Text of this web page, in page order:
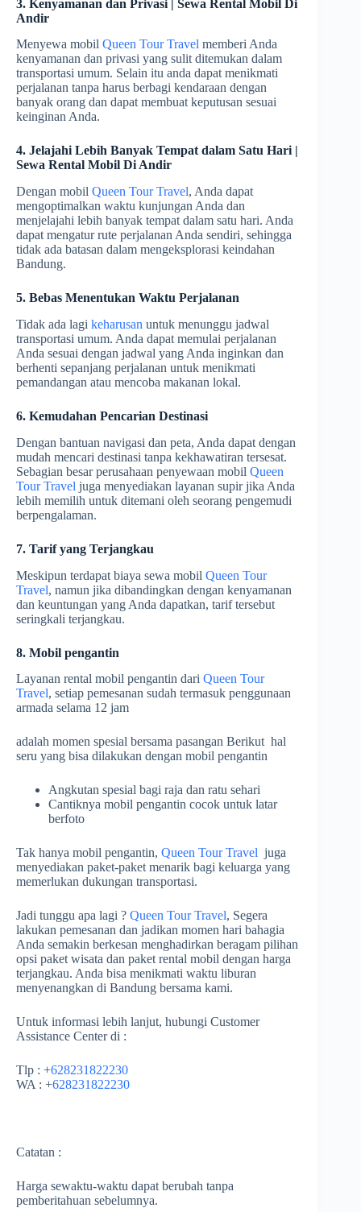
3. Kenyamanan dan Privasi | Sewa Rental Mobil Di
Andir
Menyewa mobil Queen Tour Travel memberi Anda
kenyamanan dan privasi yang sulit ditemukan dalam
transportasi umum. Selain itu anda dapat menikmati
perjalanan tanpa harus berbagi kendaraan dengan
banyak orang dan dapat membuat keputusan sesuai
keinginan Anda.
4. Jelajahi Lebih Banyak Tempat dalam Satu Hari |
Sewa Rental Mobil Di Andir
Dengan mobil Queen Tour Travel, Anda dapat
mengoptimalkan waktu kunjungan Anda dan
menjelajahi lebih banyak tempat dalam satu hari. Anda
dapat mengatur rute perjalanan Anda sendiri, sehingga
tidak ada batasan dalam mengeksplorasi keindahan
Bandung.
5. Bebas Menentukan Waktu Perjalanan
Tidak ada lagi keharusan untuk menunggu jadwal
transportasi umum. Anda dapat memulai perjalanan
Anda sesuai dengan jadwal yang Anda inginkan dan
berhenti sepanjang perjalanan untuk menikmati
pemandangan atau mencoba makanan lokal.
6. Kemudahan Pencarian Destinasi
Dengan bantuan navigasi dan peta, Anda dapat dengan
mudah mencari destinasi tanpa kekhawatiran tersesat.
Sebagian besar perusahaan penyewaan mobil Queen
Tour Travel juga menyediakan layanan supir jika Anda
lebih memilih untuk ditemani oleh seorang pengemudi
berpengalaman.
7. Tarif yang Terjangkau
Meskipun terdapat biaya sewa mobil Queen Tour
Travel, namun jika dibandingkan dengan kenyamanan
dan keuntungan yang Anda dapatkan, tarif tersebut
seringkali terjangkau.
8. Mobil pengantin
Layanan rental mobil pengantin dari Queen Tour
Travel, setiap pemesanan sudah termasuk penggunaan
armada selama 12 jam
adalah momen spesial bersama pasangan Berikut hal
seru yang bisa dilakukan dengan mobil pengantin
Angkutan spesial bagi raja dan ratu sehari
Cantiknya mobil pengantin cocok untuk latar
berfoto
Tak hanya mobil pengantin, Queen Tour Travel juga
menyediakan paket-paket menarik bagi keluarga yang
memerlukan dukungan transportasi.
Jadi tunggu apa lagi ? Queen Tour Travel, Segera
lakukan pemesanan dan jadikan momen hari bahagia
Anda semakin berkesan menghadirkan beragam pilihan
opsi paket wisata dan paket rental mobil dengan harga
terjangkau. Anda bisa menikmati waktu liburan
menyenangkan di Bandung bersama kami.
Untuk informasi lebih lanjut, hubungi Customer
Assistance Center di :
Tlp : +628231822230
WA : +628231822230
Catatan :
Harga sewaktu-waktu dapat berubah tanpa
pemberitahuan sebelumnya.